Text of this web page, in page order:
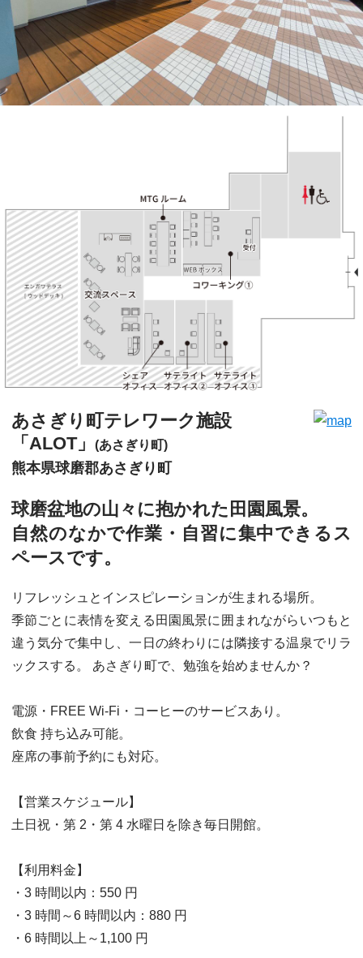
あさぎり町テレワーク施設
「ALOT」
(あさぎり町)
熊本県球磨郡あさぎり町
球磨盆地の山々に抱かれた田園風景。
自然のなかで作業・自習に集中できるス
ペースです。
リフレッシュとインスピレーションが生まれる場所。
季節ごとに表情を変える田園風景に囲まれながらいつもと
違う気分で集中し、一日の終わりには隣接する温泉でリラ
ックスする。 あさぎり町で、勉強を始めませんか？
電源・FREE Wi-Fi・コーヒーのサービスあり。
飲食 持ち込み可能。
座席の事前予約にも対応。
【営業スケジュール】
土日祝・第 2・第 4 水曜日を除き毎日開館。
【利用料金】
・3 時間以内：550 円
・3 時間～6 時間以内：880 円
・6 時間以上～1,100 円